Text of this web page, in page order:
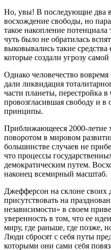
Но, увы! В последующие два
восхождение свободы, но
такое накопление
чуть было не обратилась
выковывались такие
которые создали угрозу
Однако человечество
дали ликвидация
части планеты, перестройка
провозгласившая свободу и
принципы.
Приближающееся 2000-летие
поворотом в мировом
большинстве случаев не
что процессы
демократическим путем.
наконец всемирный масштаб.
Джефферсон на склоне своих
присутствовать на
независимости» в своем
уверенность в том, что ее
миру, где раньше, где позже,
Люди сбросят с себя путы
которыми они сами себя